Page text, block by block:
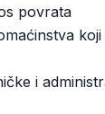
povrata
i